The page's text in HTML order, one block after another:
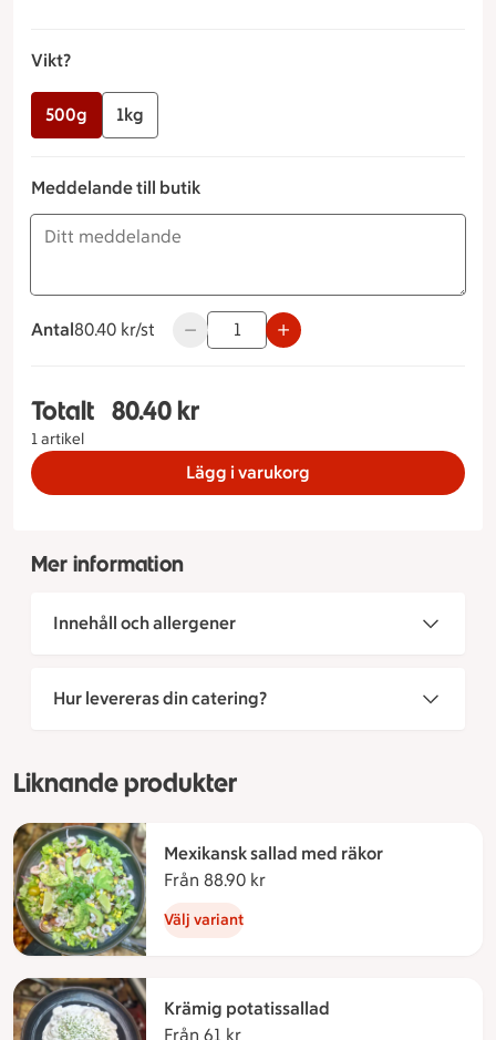
Vikt?
500g 1kg
Meddelande till butik
Antal
80.40 kronor styck
80.40 kr/st Använd knapparna för att minska
Totalt
1 artikel
Totalt 1 stycken Potatissallad Lyx Vikt? 500g,
80.40 kr
Lägg i varukorg
Mer information
Innehåll och allergener
Hur levereras din catering?
Liknande produkter
Mexikansk sallad med räkor
Från 88.90 kr
Välj variant
Krämig potatissallad
Från 61 kr